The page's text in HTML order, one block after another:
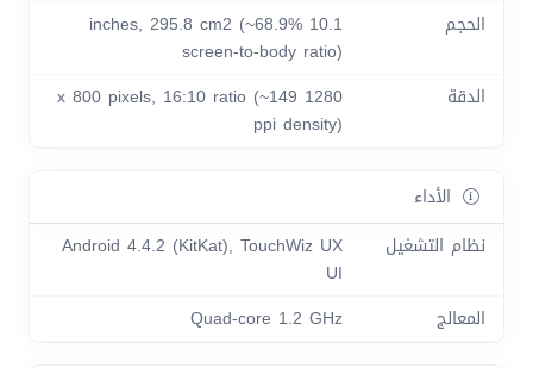
الحجم
10.1 inches, 295.8 cm2 (~68.9%
screen-to-body ratio)
الدقة
1280 x 800 pixels, 16:10 ratio (~149
ppi density)
الأداء
نظام التشغيل
Android 4.4.2 (KitKat), TouchWiz UX
UI
المعالج
Quad-core 1.2 GHz